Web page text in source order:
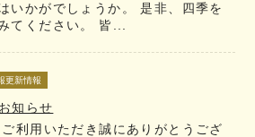
いかがでしょうか。 是非、四季を
てください。 皆...
更新情報
知らせ
利用いただき誠にありがとうござ